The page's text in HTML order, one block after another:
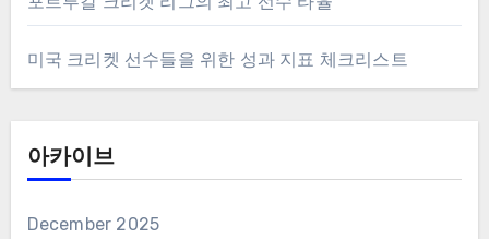
미국 크리켓 선수들을 위한 성과 지표 체크리스트
아카이브
December 2025